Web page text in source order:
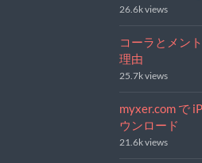
26.6k views
コーラとメン
理由
25.7k views
myxer.com で
ウンロード
21.6k views